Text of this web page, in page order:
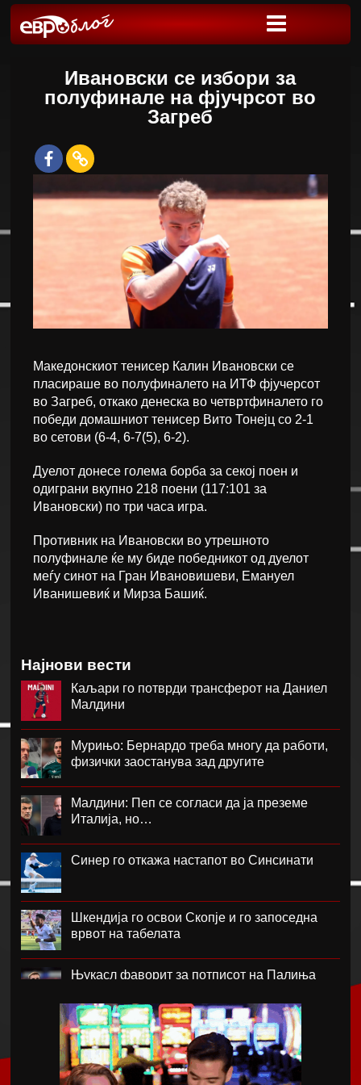
Ивановски се избори за
полуфинале на фјучрсот во
Загреб
Македонскиот тенисер Калин Ивановски се
пласираше во полуфиналето на ИТФ фјучерсот
во Загреб, откако денеска во четвртфиналето го
победи домашниот тенисер Вито Тонејц со 2-1
во сетови (6-4, 6-7(5), 6-2).
Дуелот донесе голема борба за секој поен и
одиграни вкупно 218 поени (117:101 за
Ивановски) по три часа игра.
Противник на Ивановски во утрешното
полуфинале ќе му биде победникот од дуелот
меѓу синот на Гран Ивановишеви, Емануел
Иванишевиќ и Мирза Башиќ.
Најнови вести
Каљари го потврди трансферот на Даниел
Малдини
Мурињо: Бернардо треба многу да работи,
физички заостанува зад другите
Малдини: Пеп се согласи да ја преземе
Италија, но…
Синер го откажа настапот во Синсинати
Шкендија го освои Скопје и го запоседна
врвот на табелата
Њукасл фаворит за потписот на Палиња
Атланта Јунајтед фаворит за потписот на
Мората